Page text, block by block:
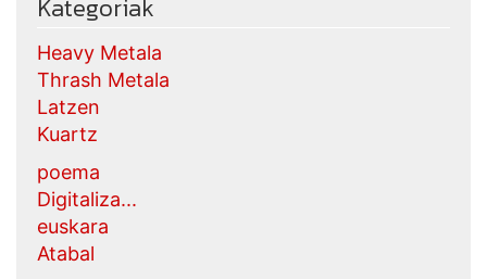
Kategoriak
Heavy Metala
Thrash Metala
Latzen
Kuartz
poema
Digitaliza...
euskara
Atabal